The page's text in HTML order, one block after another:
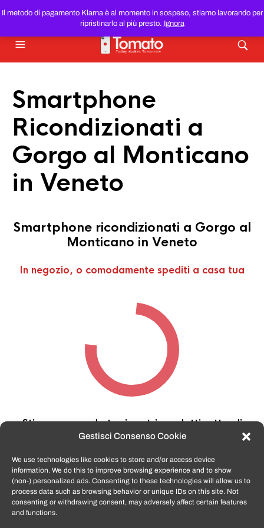
Gestisci Consenso Cookie
We use technologies like cookies to store and/or access device
information. We do this to improve browsing experience and to show
(non-) personalized ads. Consenting to these technologies will allow us to
process data such as browsing behavior or unique IDs on this site. Not
consenting or withdrawing consent, may adversely affect certain features
and functions.
Il metodo di pagamento Klarna è al momento in sospeso, stiamo lavorando per
ripristinarlo al più presto. Ignora
SMARTPHONE E TABLET RICONDIZIONATIAL MIGLIOR
PREZZO DEL WEB!
Smartphone
Ricondizionati a
Gorgo al Monticano
in Veneto
Smartphone ricondizionati a Gorgo al
Monticano in Veneto
In negozio, o comodamente spediti a casa tua
Stiamo cercando tra i nostri prodotti, attendi
qualche secondo…
TomatoSmartphone.itè lo shop n.1 in italia per
smartphone ricondizionati garantiti e certificati
di tutte le marche,APPLE, SAMSUNG, HUAWEI,
ONEPLUS, XIAOMI e tanto altro